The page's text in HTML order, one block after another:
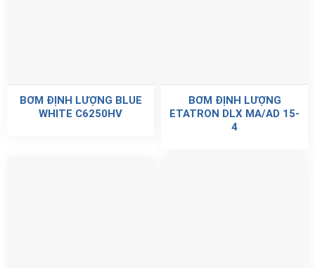
BƠM ĐỊNH LƯỢNG BLUE
WHITE C6250HV
BƠM ĐỊNH LƯỢNG
ETATRON DLX MA/AD 15-
4